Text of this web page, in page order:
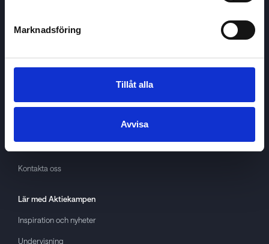
Marknadsföring
Tillåt alla
Avvisa
About cookies
Kontakta oss
Lär med Aktiekampen
Inspiration och nyheter
Undervisning